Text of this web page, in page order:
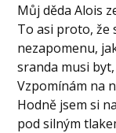
Můj děda Alois
To asi proto, že
nezapomenu,
sranda musi
Vzpomínám na
Hodně jsem si
pod silným